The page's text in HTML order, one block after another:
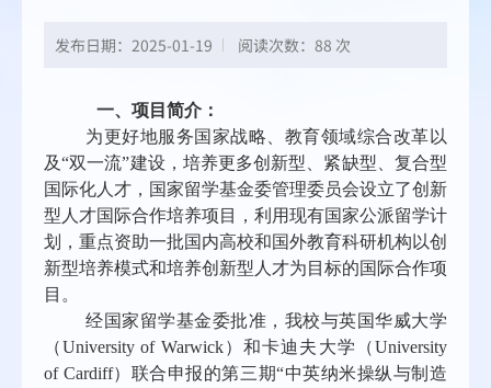
发布日期：2025-01-19 阅读次数： 88 次
一、项目简介：
为更好地服务国家战略、教育领域综合改革以
及“双一流”建设，培养更多创新型、紧缺型、复合型
国际化人才，国家留学基金委管理委员会设立了创新
型人才国际合作培养项目，利用现有国家公派留学计
划，重点资助一批国内高校和国外教育科研机构以创
新型培养模式和培养创新型人才为目标的国际合作项
目。
经国家留学基金委批准，我校与英国华威大学
（University of Warwick） 和卡迪夫大学 （University
of Cardiff）联合申报的第三期“中英纳米操纵与制造